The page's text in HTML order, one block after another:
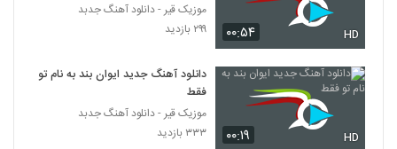
دانلود آهنگ جدید و زیبای رضا بهاری با نام
خلوت آشکار
۲۸۸ بازدید
3670
موزیک زیبای دنیای چشمات از مرتضی طالبی
۳۱۶ بازدید
۰۰:۵۴ HD
موزیک قیر - دانلود آهنگ جدبد
۲۹۹ بازدید
۰۰:۱۹ HD
دانلود آهنگ جدید ایوان بند به نام تو
فقط
موزیک قیر - دانلود آهنگ جدبد
۳۳۳ بازدید